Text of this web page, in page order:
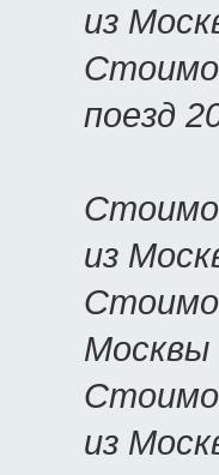
из
поезд
из
Москвы
из